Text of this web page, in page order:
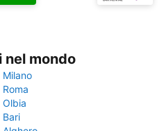
nel mondo
Milano
Roma
Olbia
Bari